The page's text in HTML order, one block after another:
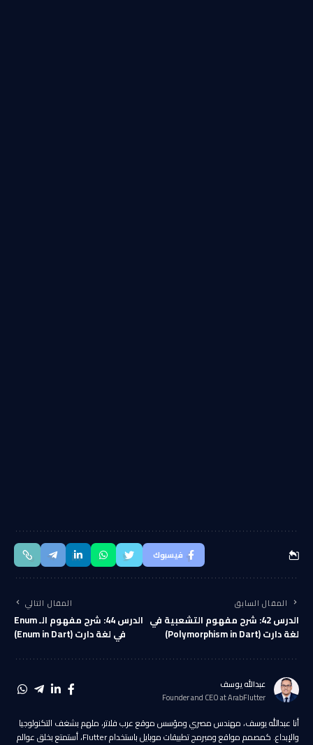
فيسبوك
المقال السابق
الدرس 42: شرح مفهوم التشعبية في
لغة دارت (Polymorphism in Dart)
المقال التالي
الدرس 44: شرح مفهوم الـ Enum
في لغة دارت (Enum in Dart)
عبدالله يوسف
Founder and CEO at ArabFlutter
أنا عبدالله يوسف، مهندس مصري ومؤسس موقع عرب فلاتر، ملهم بشغف التكنولوجيا
والإبداع. كمصمم مواقع ومبرمج تطبيقات موبايل باستخدام Flutter، أستمتع بخلق عوالم